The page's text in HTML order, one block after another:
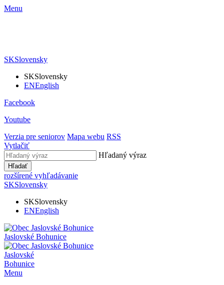
Menu
SKSlovensky
SKSlovensky
ENEnglish
Facebook
Youtube
Verzia pre seniorov Mapa webu RSS
Vytlačiť
Hľadaný výraz
Hľadať
rozšírené vyhľadávanie
SKSlovensky
SKSlovensky
ENEnglish
Jaslovské Bohunice
Jaslovské
Bohunice
Menu